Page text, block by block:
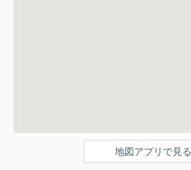
地図アプリで見る